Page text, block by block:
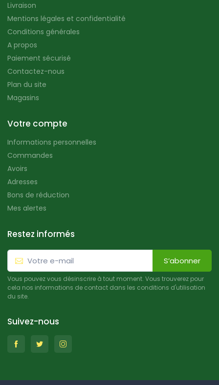
Livraison
Mentions légales et confidentialité
Conditions générales
A propos
Paiement sécurisé
Contactez-nous
Plan du site
Magasins
Votre compte
Informations personnelles
Commandes
Avoirs
Adresses
Bons de réduction
Mes alertes
Restez informés
S’abonner
Vous pouvez vous désinscrire à tout moment. Vous trouverez pour
cela nos informations de contact dans les conditions d'utilisation
du site.
Suivez-nous